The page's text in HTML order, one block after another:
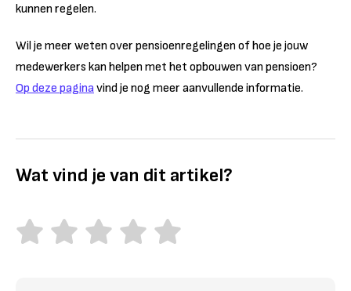
kunnen regelen.
Wil je meer weten over pensioenregelingen of hoe je jouw
medewerkers kan helpen met het opbouwen van pensioen?
Op deze paginavind je nog meer aanvullende informatie.
Wat vind je van dit artikel?